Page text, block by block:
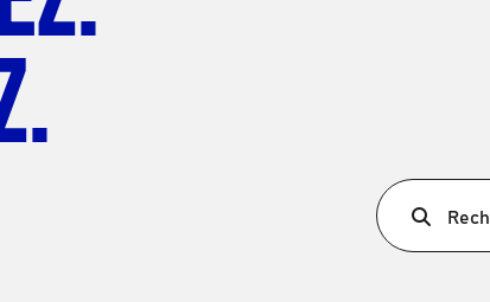
Ultra X Pays de Galles